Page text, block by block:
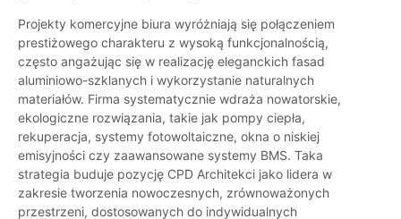
Projekty komercyjne biura wyróżniają się połączeniem
prestiżowego charakteru z wysoką funkcjonalnością,
często angażując się w realizację eleganckich fasad
aluminiowo-szklanych i wykorzystanie naturalnych
materiałów. Firma systematycznie wdraża nowatorskie,
ekologiczne rozwiązania, takie jak pompy ciepła,
rekuperacja, systemy fotowoltaiczne, okna o niskiej
emisyjności czy zaawansowane systemy BMS. Taka
strategia buduje pozycję CPD Architekci jako lidera w
zakresie tworzenia nowoczesnych, zrównoważonych
przestrzeni, dostosowanych do indywidualnych